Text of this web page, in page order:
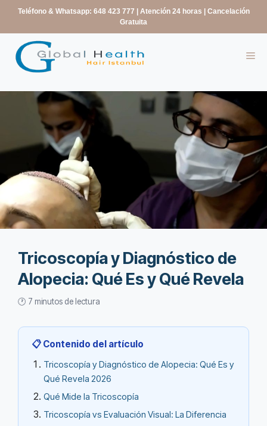
contenido
Teléfono & Whatsapp: 648 423 777
| Atención 24 horas | Cancelación
Gratuita
Tricoscopía y Diagnóstico de
Alopecia: Qué Es y Qué Revela
🕐 7 minutos de lectura
📋 Contenido del artículo
Tricoscopía y Diagnóstico de Alopecia: Qué Es y
Qué Revela 2026
Qué Mide la Tricoscopía
Tricoscopía vs Evaluación Visual: La Diferencia